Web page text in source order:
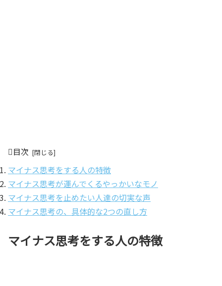
目次
マイナス思考をする人の特徴
マイナス思考が運んでくるやっかいなモノ
マイナス思考を止めたい人達の切実な声
マイナス思考の、具体的な2つの直し方
マイナス思考をする人の特徴